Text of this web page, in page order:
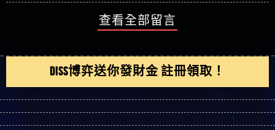
查看全部留言
DISS博弈送你發財金 註冊領取！